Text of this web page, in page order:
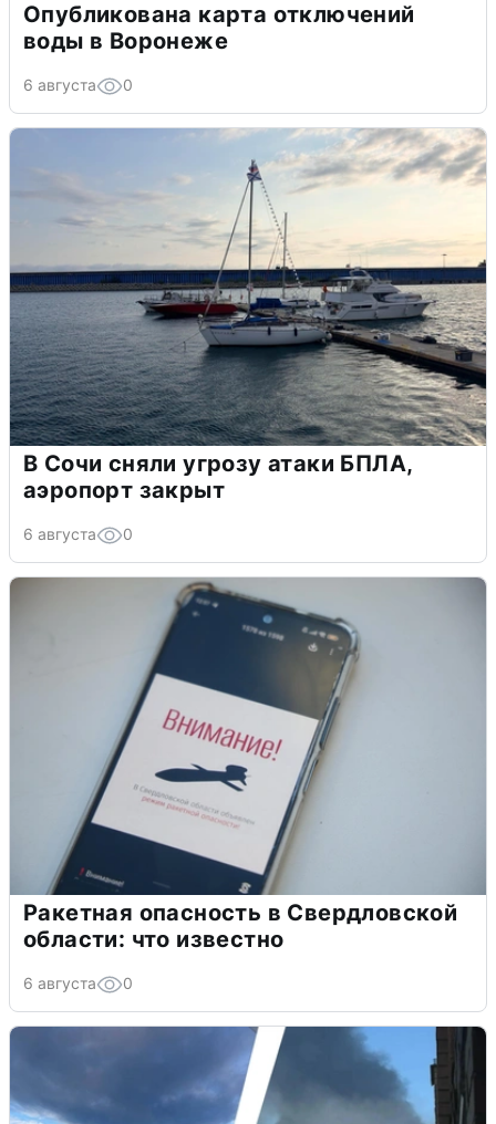
Опубликована карта отключений
воды в Воронеже
6 августа 0
В Сочи сняли угрозу атаки БПЛА,
аэропорт закрыт
6 августа 0
Ракетная опасность в Свердловской
области: что известно
6 августа 0